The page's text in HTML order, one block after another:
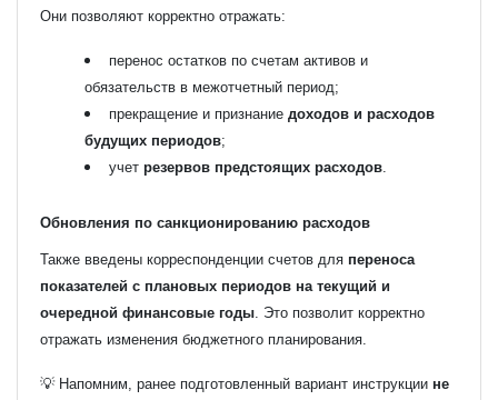
Они позволяют корректно отражать:
перенос остатков по счетам активов и
обязательств в межотчетный период;
прекращение и признание доходов и расходов
будущих периодов;
учет резервов предстоящих расходов
Обновления по санкционированию расходов
Также введены корреспонденции счетов для переноса
показателей с плановых периодов на текущий и
очередной финансовые годы . Это позволит корректно
отражать изменения бюджетного планирования.
💡 Напомним, ранее подготовленный вариант инструкции не